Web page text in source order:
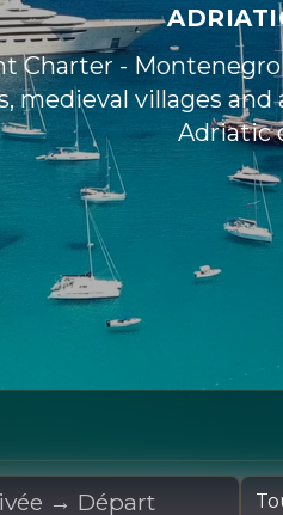
Charter -
medieval villages
Adriatic